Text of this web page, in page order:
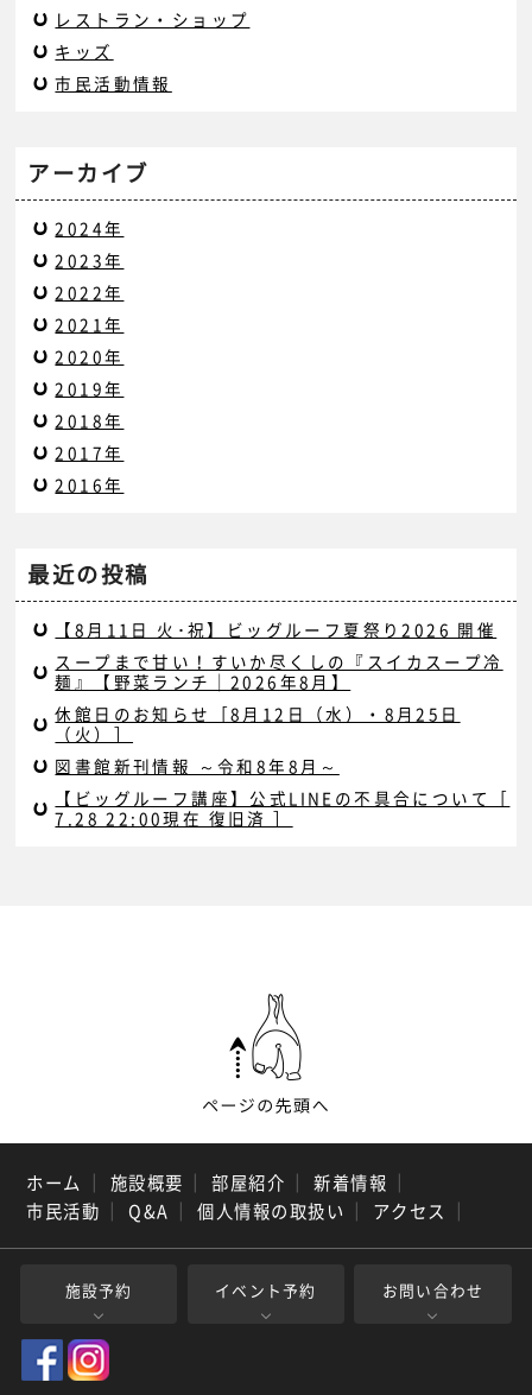
レストラン・ショップ
キッズ
市民活動情報
アーカイブ
2024年
2023年
2022年
2021年
2020年
2019年
2018年
2017年
2016年
最近の投稿
【8月11日 火･祝】ビッグルーフ夏祭り2026 開催
スープまで甘い！すいか尽くしの『スイカスープ冷
麺』【野菜ランチ｜2026年8月】
休館日のお知らせ［8月12日（水）・8月25日
（火）］
図書館新刊情報 ～令和8年8月～
【ビッグルーフ講座】公式LINEの不具合について［
7.28 22:00現在 復旧済 ］
ホーム ｜ 施設概要 ｜ 部屋紹介 ｜ 新着情報 ｜
市民活動 ｜ Q&A ｜ 個人情報の取扱い ｜ アクセス ｜
施設予約 イベント予約 お問い合わせ